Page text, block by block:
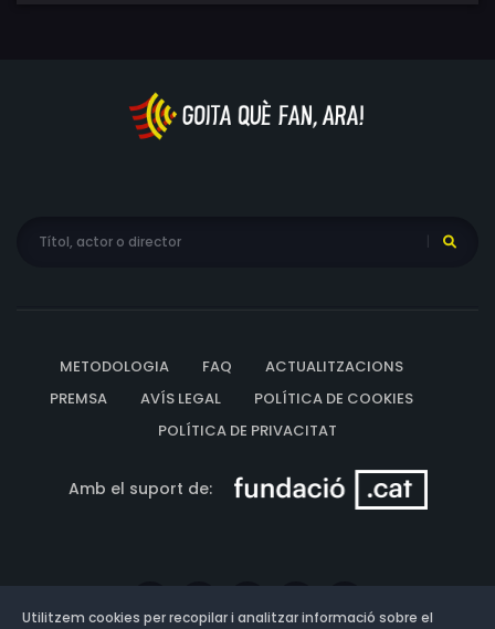
METODOLOGIA FAQ
ACTUALITZACIONS
PREMSA
AVÍS LEGAL
POLÍTICA DE COOKIES
POLÍTICA DE PRIVACITAT
Amb el suport de:
Utilitzem cookies per recopilar i analitzar informació sobre el